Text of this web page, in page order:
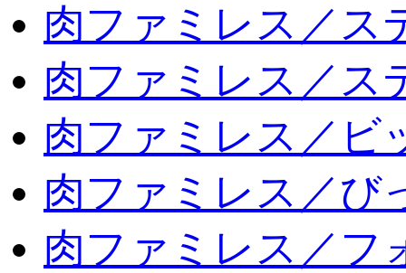
肉ファミレス／ス
肉ファミレス／ス
肉ファミレス／ビ
肉ファミレス／び
肉ファミレス／フ